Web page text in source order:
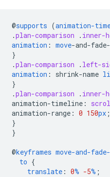
@supports (animation-
.plan-comparison . inner-
animation : move-and-
}
.plan-comparison . left-
animation : shrink-name
}
.plan-comparison . inner-
animation-timeline :
animation-range : 0 150px ;
}
}
@keyframes move-and-
to {
translate : 0% -5% ;